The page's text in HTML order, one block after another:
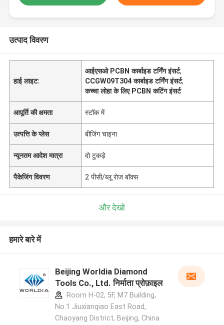
उत्पाद विवरण
हाई लाइट:
आईएसओ PCBN कार्बाइड टर्निंग इंसर्ट,
CCGW09T304 कार्बाइड टर्निंग इंसर्ट,
कच्चा लोहा के लिए PCBN कटिंग इंसर्ट
आपूर्ति की क्षमता स्टॉक में
उत्पत्ति के प्लेस बीजिंग चाइना
न्यूनतम आदेश मात्रा दो टुकड़े
पैकेजिंग विवरण 2 पीसी/ब्लू रोज बॉक्स
और देखो
हमारे बारे में
Beijing Worldia Diamond
Tools Co., Ltd. निर्माता प्रोफ़ाइल
Room H-02, 5F, M7 Building,
No.1 Jiuxianqiao East Road,
Chaoyang District, Beijing, China